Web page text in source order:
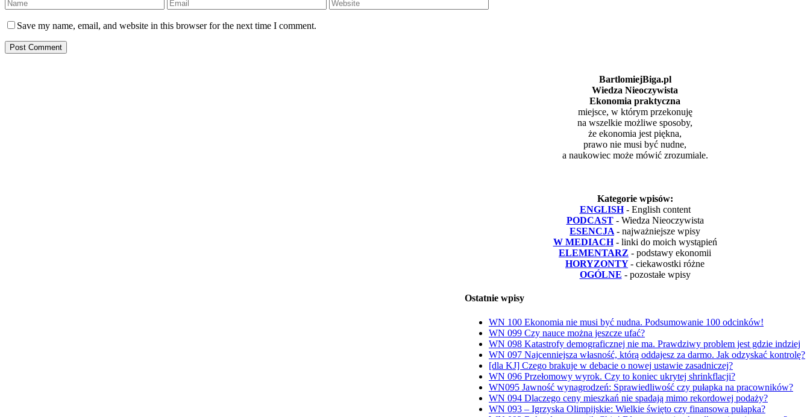
Save my name, email, and website in this browser for the next time I comment.
BartlomiejBiga.pl
Wiedza Nieoczywista
Ekonomia praktyczna
miejsce, w którym przekonuję
na wszelkie możliwe sposoby,
że ekonomia jest piękna,
prawo nie musi być nudne,
a naukowiec może mówić zrozumiale.
Kategorie wpisów:
ENGLISH - English content
PODCAST - Wiedza Nieoczywista
ESENCJA - najważniejsze wpisy
W MEDIACH - linki do moich wystąpień
ELEMENTARZ - podstawy ekonomii
HORYZONTY - ciekawostki różne
OGÓLNE - pozostałe wpisy
Ostatnie wpisy
WN 100 Ekonomia nie musi być nudna. Podsumowanie 100 odcinków!
WN 099 Czy nauce można jeszcze ufać?
WN 098 Katastrofy demograficznej nie ma. Prawdziwy problem jest gdzie indziej
WN 097 Najcenniejsza własność, którą oddajesz za darmo. Jak odzyskać kontrolę?
[dla KJ] Czego brakuje w debacie o nowej ustawie zasadniczej?
WN 096 Przełomowy wyrok. Czy to koniec ukrytej shrinkflacji?
WN095 Jawność wynagrodzeń: Sprawiedliwość czy pułapka na pracowników?
WN 094 Dlaczego ceny mieszkań nie spadają mimo rekordowej podaży?
WN 093 – Igrzyska Olimpijskie: Wielkie święto czy finansowa pułapka?